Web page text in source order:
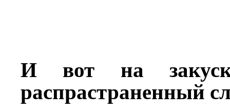
И вот на
распрастраненный